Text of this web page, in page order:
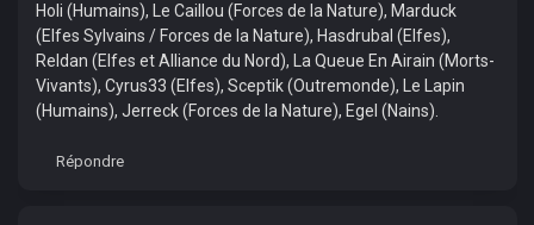
Holi (Humains), Le Caillou (Forces de la Nature), Marduck
(Elfes Sylvains / Forces de la Nature), Hasdrubal (Elfes),
Reldan (Elfes et Alliance du Nord), La Queue En Airain (Morts-
Vivants), Cyrus33 (Elfes), Sceptik (Outremonde), Le Lapin
(Humains), Jerreck (Forces de la Nature), Egel (Nains).
Répondre